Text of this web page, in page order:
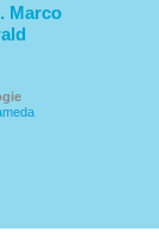
Marco